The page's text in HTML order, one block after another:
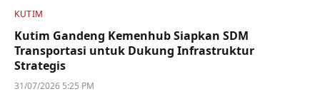
KUTIM
Kutim Gandeng Kemenhub Siapkan SDM
Transportasi untuk Dukung Infrastruktur
Strategis
31/07/2026 5:25 PM